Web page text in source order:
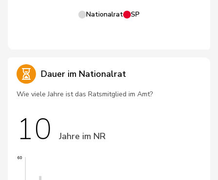
Nationalrat SP
Dauer im Nationalrat
Wie viele Jahre ist das Ratsmitglied im Amt?
10 Jahre im NR
60